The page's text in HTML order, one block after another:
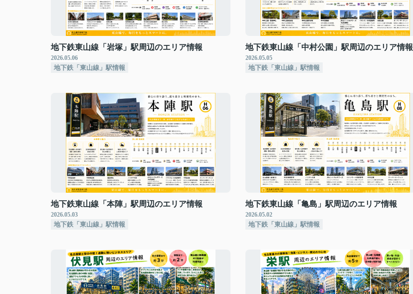
地下鉄東山線「岩塚」駅周辺のエリア情報
2026.05.06
地下鉄「東山線」駅情報
地下鉄東山線「中村公園」駅周辺のエリア情報
2026.05.05
地下鉄「東山線」駅情報
地下鉄東山線「本陣」駅周辺のエリア情報
2026.05.03
地下鉄「東山線」駅情報
地下鉄東山線「亀島」駅周辺のエリア情報
2026.05.02
地下鉄「東山線」駅情報